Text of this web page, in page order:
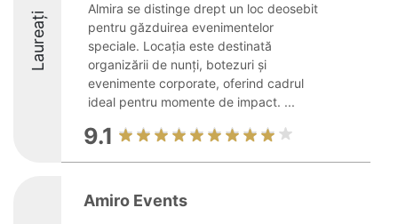
Laureați
Almira se distinge drept un loc deosebit
pentru găzduirea evenimentelor
speciale. Locația este destinată
organizării de nunți, botezuri și
evenimente corporate, oferind cadrul
ideal pentru momente de impact. ...
9.1
Amiro Events